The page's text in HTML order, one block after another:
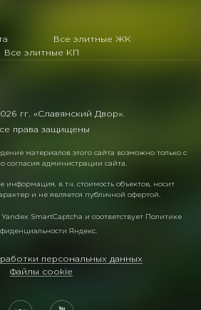
Все элитные ЖК
Все элитные КП
гг. «Славянский Двор».
права защищены
материалов этого сайта возможно только с
согласия администрации сайта.
информация, в т.ч. стоимость объектов, носит
и не является публичной офертой.
Yandex SmartCaptcha и соответствует Политике
Яндекс.
персональных данных
Файлы cookie